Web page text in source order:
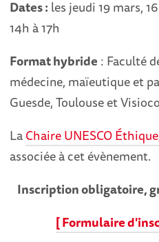
Dates : les jeudi 19 mars,
14h à 17h
Format hybride : Faculté
médecine, maïeutique et
Guesde, Toulouse et
LaChaire UNESCO
associée à cet évènement.
Inscription obligatoire,
[ Formulaire